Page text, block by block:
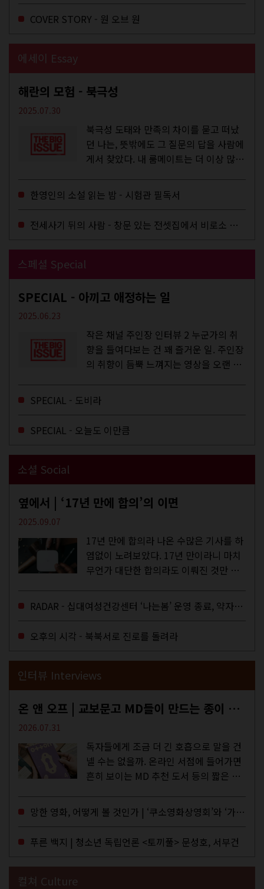
COVER STORY - 원 오브 원
에세이 Essay
해란의 모험 - 북극성
2025.07.30
북극성 도태와 만족의 차이를 묻고 떠났
던 나는, 뜻밖에도 그 질문의 답을 사람에
게서 찾았다. 내 룸메이트는 더 이상 많은
한영인의 소설 읽는 밤 - 시험관 필독서
전세사기 뒤의 사람 - 창문 있는 전셋집에서 비로소 겨울 이불을 샀다
스페셜 Special
SPECIAL - 아끼고 애정하는 일
2025.06.23
작은 채널 주인장 인터뷰 2 누군가의 취
향을 들여다보는 건 꽤 즐거운 일. 주인장
의 취향이 듬뿍 느껴지는 영상을 오랜 시
에 스며드는 경험을 하기도 한다. 좀처럼
듣지 않던 장르의 노래를...
SPECIAL - 도비라
SPECIAL - 오늘도 이만큼
소셜 Social
옆에서 | ‘17년 만에 합의’의 이면
2025.09.07
17년 만에 합의라 나온 수많은 기사를 하
염없이 노려보았다. 17년 만이라니 마치
무언가 대단한 합의라도 이뤄진 것만 같
을 결정하는 심의기구인 최저임금위원회
에 대한 소식을 전하는 기사였는데,...
RADAR - 십대여성건강센터 ‘나는봄’ 운영 종료, 약자로부터 멀어지는 도시
오후의 시각 - 북북서로 진로를 돌려라
인터뷰 Interviews
온 앤 오프 | 교보문고 MD들이 만드는 종이 잡지 <어떤>
2026.07.31
독자들에게 조금 더 긴 호흡으로 말을 건
넬 수는 없을까. 온라인 서점에 들어가면
흔히 보이는 MD 추천 도서 등의 짧은 문
MD들의 고민 끝에 세상 밖으로 나온 종
이 잡지 어떤(otton). 지난해 12월...
망한 영화, 어떻게 볼 것인가 | ‘쿠소영화상영회’와 ‘가자미’의 이야기
푸른 백지 | 청소년 독립언론 <토끼풀> 문성호, 서부건
컬쳐 Culture